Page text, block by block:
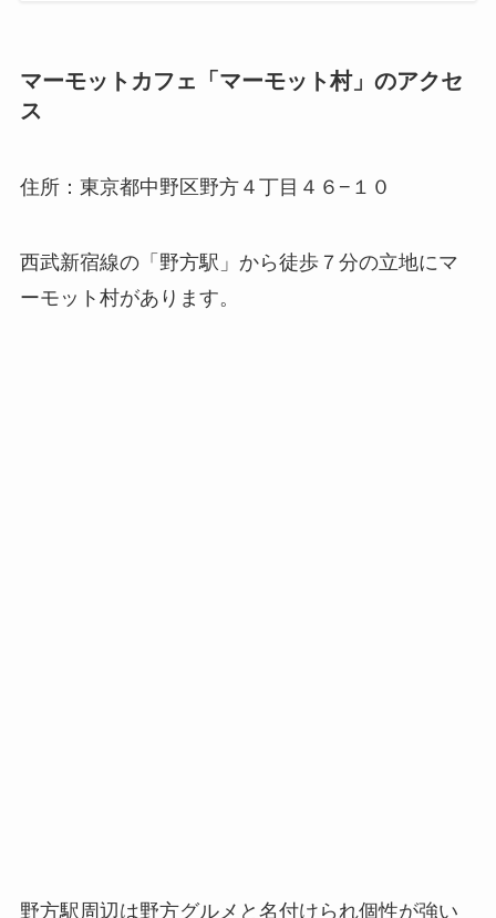
マーモットカフェ「マーモット村」のアクセ
ス
住所：東京都中野区野方４丁目４６−１０
西武新宿線の「野方駅」から徒歩７分の立地にマ
ーモット村があります。
野方駅周辺は野方グルメと名付けられ個性が強い